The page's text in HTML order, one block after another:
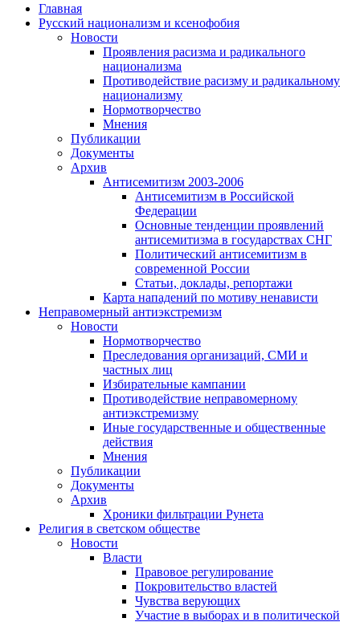
Главная
Русский национализм и ксенофобия
Новости
Проявления расизма и радикального
национализма
Противодействие расизму и радикальному
национализму
Нормотворчество
Мнения
Публикации
Документы
Архив
Антисемитизм 2003-2006
Антисемитизм в Российской
Федерации
Основные тенденции проявлений
антисемитизма в государствах СНГ
Политический антисемитизм в
современной России
Статьи, доклады, репортажи
Карта нападений по мотиву ненависти
Неправомерный антиэкстремизм
Новости
Нормотворчество
Преследования организаций, СМИ и
частных лиц
Избирательные кампании
Противодействие неправомерному
антиэкстремизму
Иные государственные и общественные
действия
Мнения
Публикации
Документы
Архив
Хроники фильтрации Рунета
Религия в светском обществе
Новости
Власти
Правовое регулирование
Покровительство властей
Чувства верующих
Участие в выборах и в политической